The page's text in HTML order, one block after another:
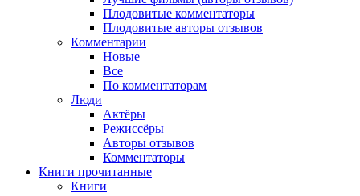
Плодовитые комментаторы
Плодовитые авторы отзывов
Комментарии
Новые
Все
По комментаторам
Люди
Актёры
Режиссёры
Авторы отзывов
Комментаторы
Книги прочитанные
Книги